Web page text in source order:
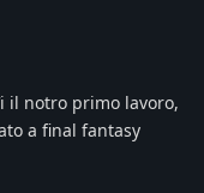
il notro primo lavoro,
a final fantasy